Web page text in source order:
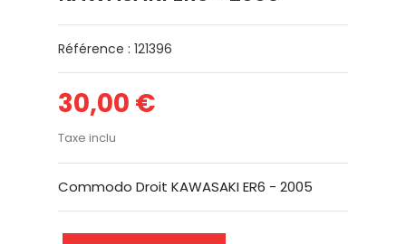
Référence : 121396
30,00 €
Taxe inclu
Commodo Droit KAWASAKI ER6 - 2005